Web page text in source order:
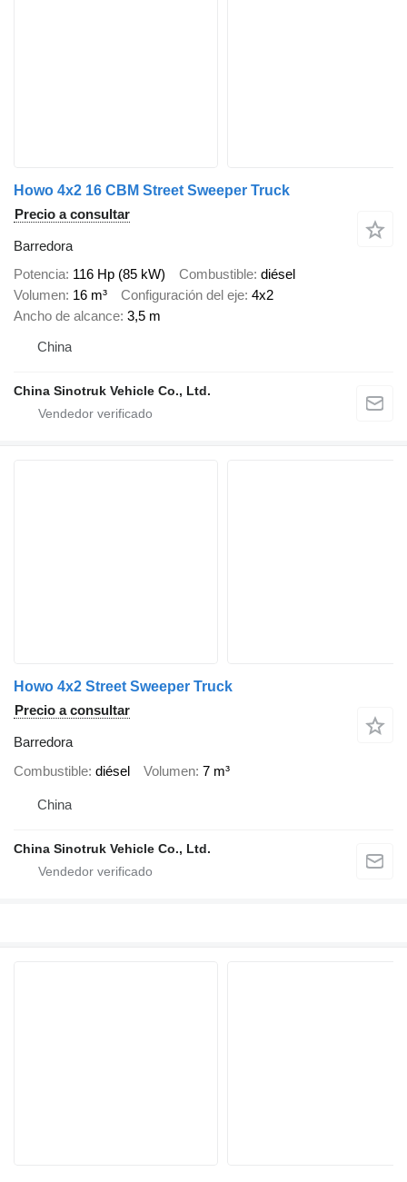
Howo 4x2 16 CBM Street Sweeper Truck
Precio a consultar
Barredora
Potencia 116 Hp (85 kW) Combustible diésel
Volumen 16 m³ Configuración del eje 4x2
Ancho de alcance 3,5 m
China
China Sinotruk Vehicle Co., Ltd.
Howo 4x2 Street Sweeper Truck
Precio a consultar
Barredora
Combustible diésel Volumen 7 m³
China
China Sinotruk Vehicle Co., Ltd.